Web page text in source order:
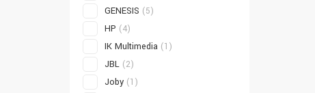
GENESIS (5)
HP (4)
IK Multimedia (1)
JBL (2)
Joby (1)